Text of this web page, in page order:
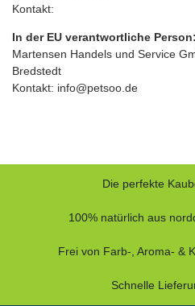
Kontakt:
In der EU verantwortliche Person:
Martensen Handels und Service
Bredstedt
Kontakt: info@petsoo.de
Die perfekte
100% natürlich aus
Frei von Farb-, Aroma- &
Schnelle